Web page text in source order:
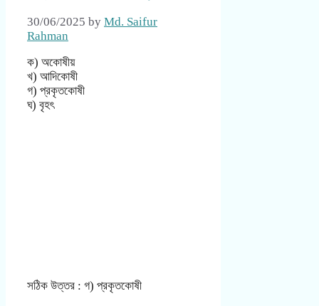
30/06/2025 by Md. Saifur
Rahman
ক) অকোষীয়
খ) আদিকোষী
গ) প্রকৃতকোষী
ঘ) বৃহৎ
সঠিক উত্তর : গ) প্রকৃতকোষী